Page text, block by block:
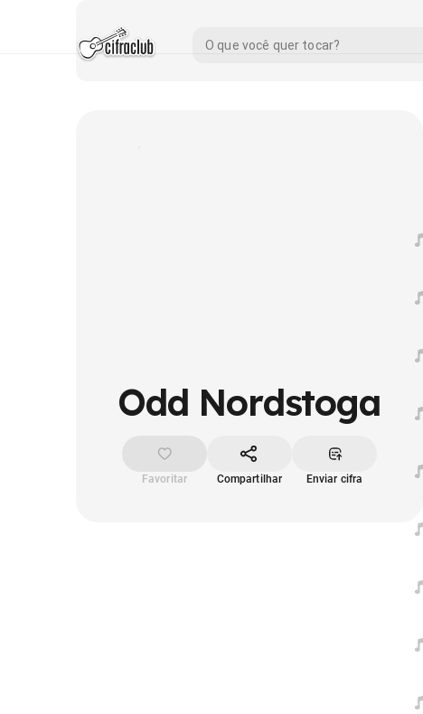
Odd Nordstoga
Favoritar Compartilhar Enviar cifra